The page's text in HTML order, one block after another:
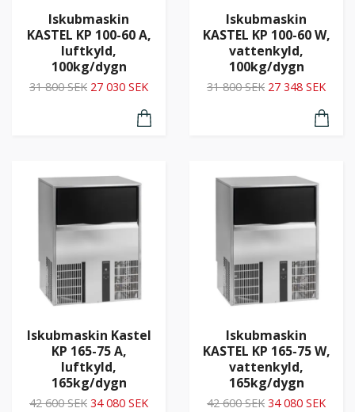
Iskubmaskin
KASTEL KP 100-60 A,
luftkyld,
100kg/dygn
31 800 SEK 27 030 SEK
Iskubmaskin
KASTEL KP 100-60 W,
vattenkyld,
100kg/dygn
31 800 SEK 27 348 SEK
Iskubmaskin Kastel
KP 165-75 A,
luftkyld,
165kg/dygn
42 600 SEK 34 080 SEK
Iskubmaskin
KASTEL KP 165-75 W,
vattenkyld,
165kg/dygn
42 600 SEK 34 080 SEK